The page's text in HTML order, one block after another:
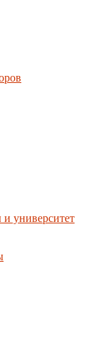
университет